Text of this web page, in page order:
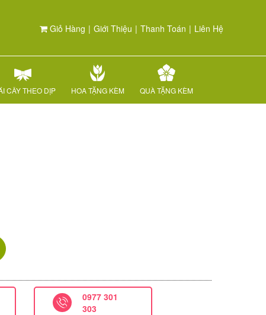
Giỏ Hàng | Giới Thiệu | Thanh Toán | Liên Hệ
CÂY THEO DỊP HOA TẶNG KÈM QUÀ TẶNG KÈM
0977 301
303